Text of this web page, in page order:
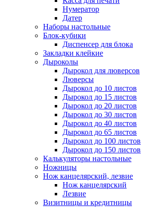
Нумератор
Датер
Наборы настольные
Блок-кубики
Диспенсер для блока
Закладки клейкие
Дыроколы
Дырокол для люверсов
Люверсы
Дырокол до 10 листов
Дырокол до 15 листов
Дырокол до 20 листов
Дырокол до 30 листов
Дырокол до 40 листов
Дырокол до 65 листов
Дырокол до 100 листов
Дырокол до 150 листов
Калькуляторы настольные
Ножницы
Нож канцелярский, лезвие
Нож канцелярский
Лезвие
Визитницы и кредитницы